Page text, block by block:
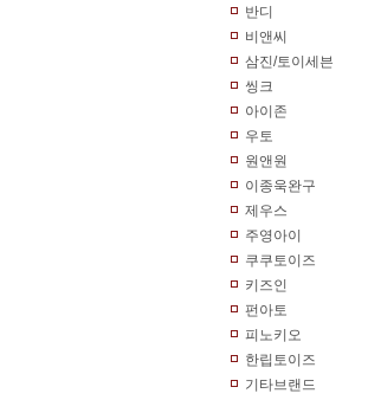
반디
비앤씨
삼진/토이세븐
씽크
아이존
우토
원앤원
이종욱완구
제우스
주영아이
쿠쿠토이즈
키즈인
펀아토
피노키오
한립토이즈
기타브랜드